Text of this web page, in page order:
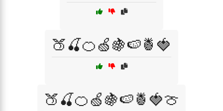
🍑🍒🍊🍏🍇🍉🍍🍓
🍑🍒🍊🍏🍇🍉🍍🍓🍈